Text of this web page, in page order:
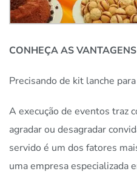
CONHEÇA AS
Precisando de kit lanche
A execução de eventos traz
agradar ou desagradar
servido é um dos fatores
uma empresa especializada